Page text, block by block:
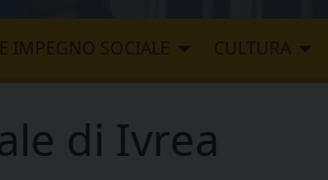
IMPEGNO SOCIALE CULTURA
di Ivrea